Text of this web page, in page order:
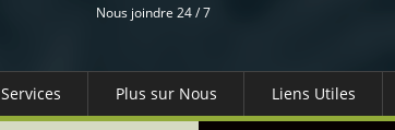
Nous joindre 24 / 7
Services Plus sur Nous Liens Utiles